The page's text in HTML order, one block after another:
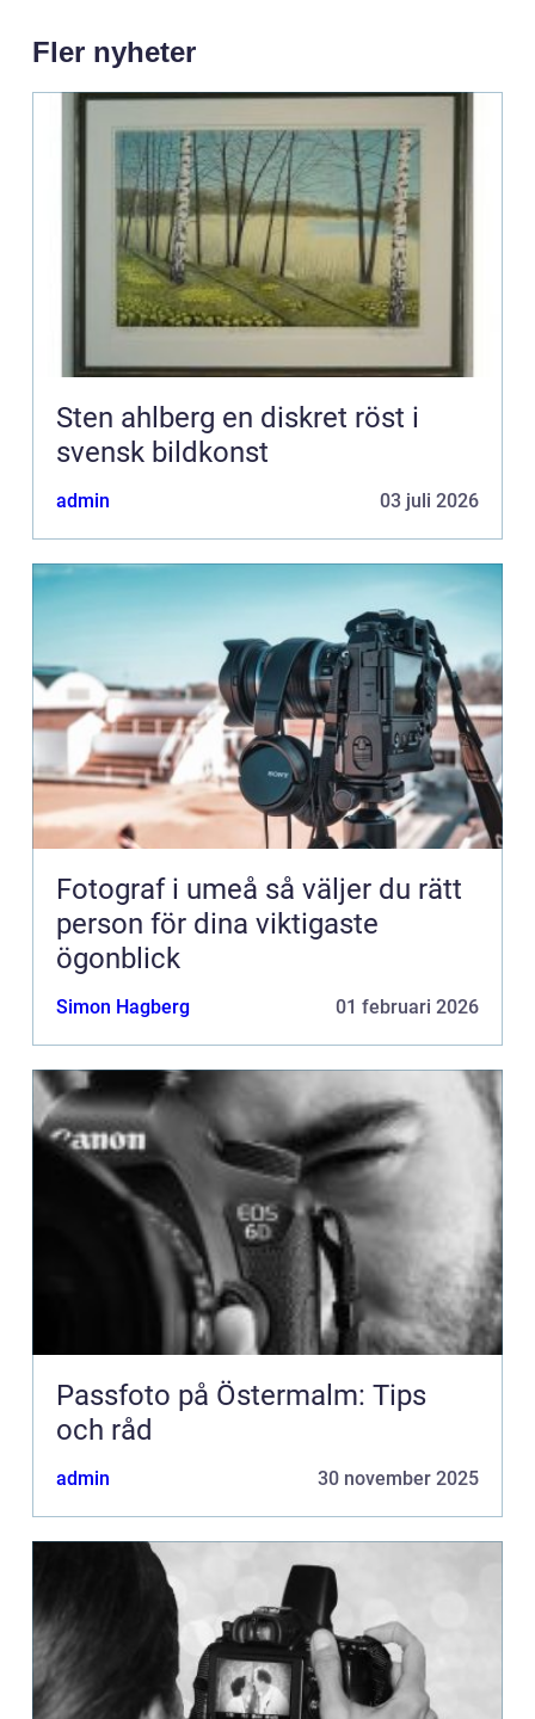
Fler nyheter
Sten ahlberg en diskret röst i
svensk bildkonst
admin 03 juli 2026
Fotograf i umeå så väljer du rätt
person för dina viktigaste
ögonblick
Simon Hagberg 01 februari 2026
Passfoto på Östermalm: Tips
och råd
admin 30 november 2025